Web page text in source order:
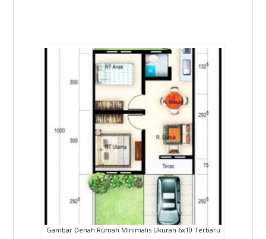
Gambar Denah Rumah Minimalis Ukuran 6x10 Terbaru